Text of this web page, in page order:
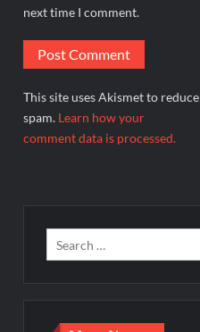
next time I comment.
This site uses Akismet to reduce
spam. Learn how your
comment data is processed.